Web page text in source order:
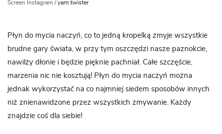
Screen Instagram /yarn twister
Płyn do mycia naczyń, co to jedną kropelką zmyje wszystkie
brudne gary świata, w przy tym oszczędzi nasze paznokcie,
nawilży dłonie i będzie pięknie pachniał. Całe szczęście,
marzenia nic nie kosztują! Płyn do mycia naczyń można
jednak wykorzystać na co najmniej siedem sposobów innych
niż znienawidzone przez wszystkich zmywanie. Każdy
znajdzie coś dla siebie!